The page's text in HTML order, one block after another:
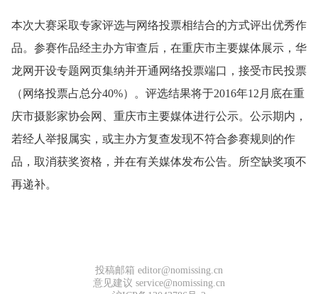
本次大赛采取专家评选与网络投票相结合的方式评出优秀作
品。参赛作品经主办方审查后，在重庆市主要媒体展示，华
龙网开设专题网页集纳并开通网络投票端口，接受市民投票
（网络投票占总分40%）。评选结果将于2016年12月底在重
庆市摄影家协会网、重庆市主要媒体进行公示。公示期内，
若经人举报属实，或主办方复查发现不符合参赛规则的作
品，取消获奖资格，并在有关媒体发布公告。所空缺奖项不
再递补。
投稿邮箱 editor@nomissing.cn
意见建议 service@nomissing.cn